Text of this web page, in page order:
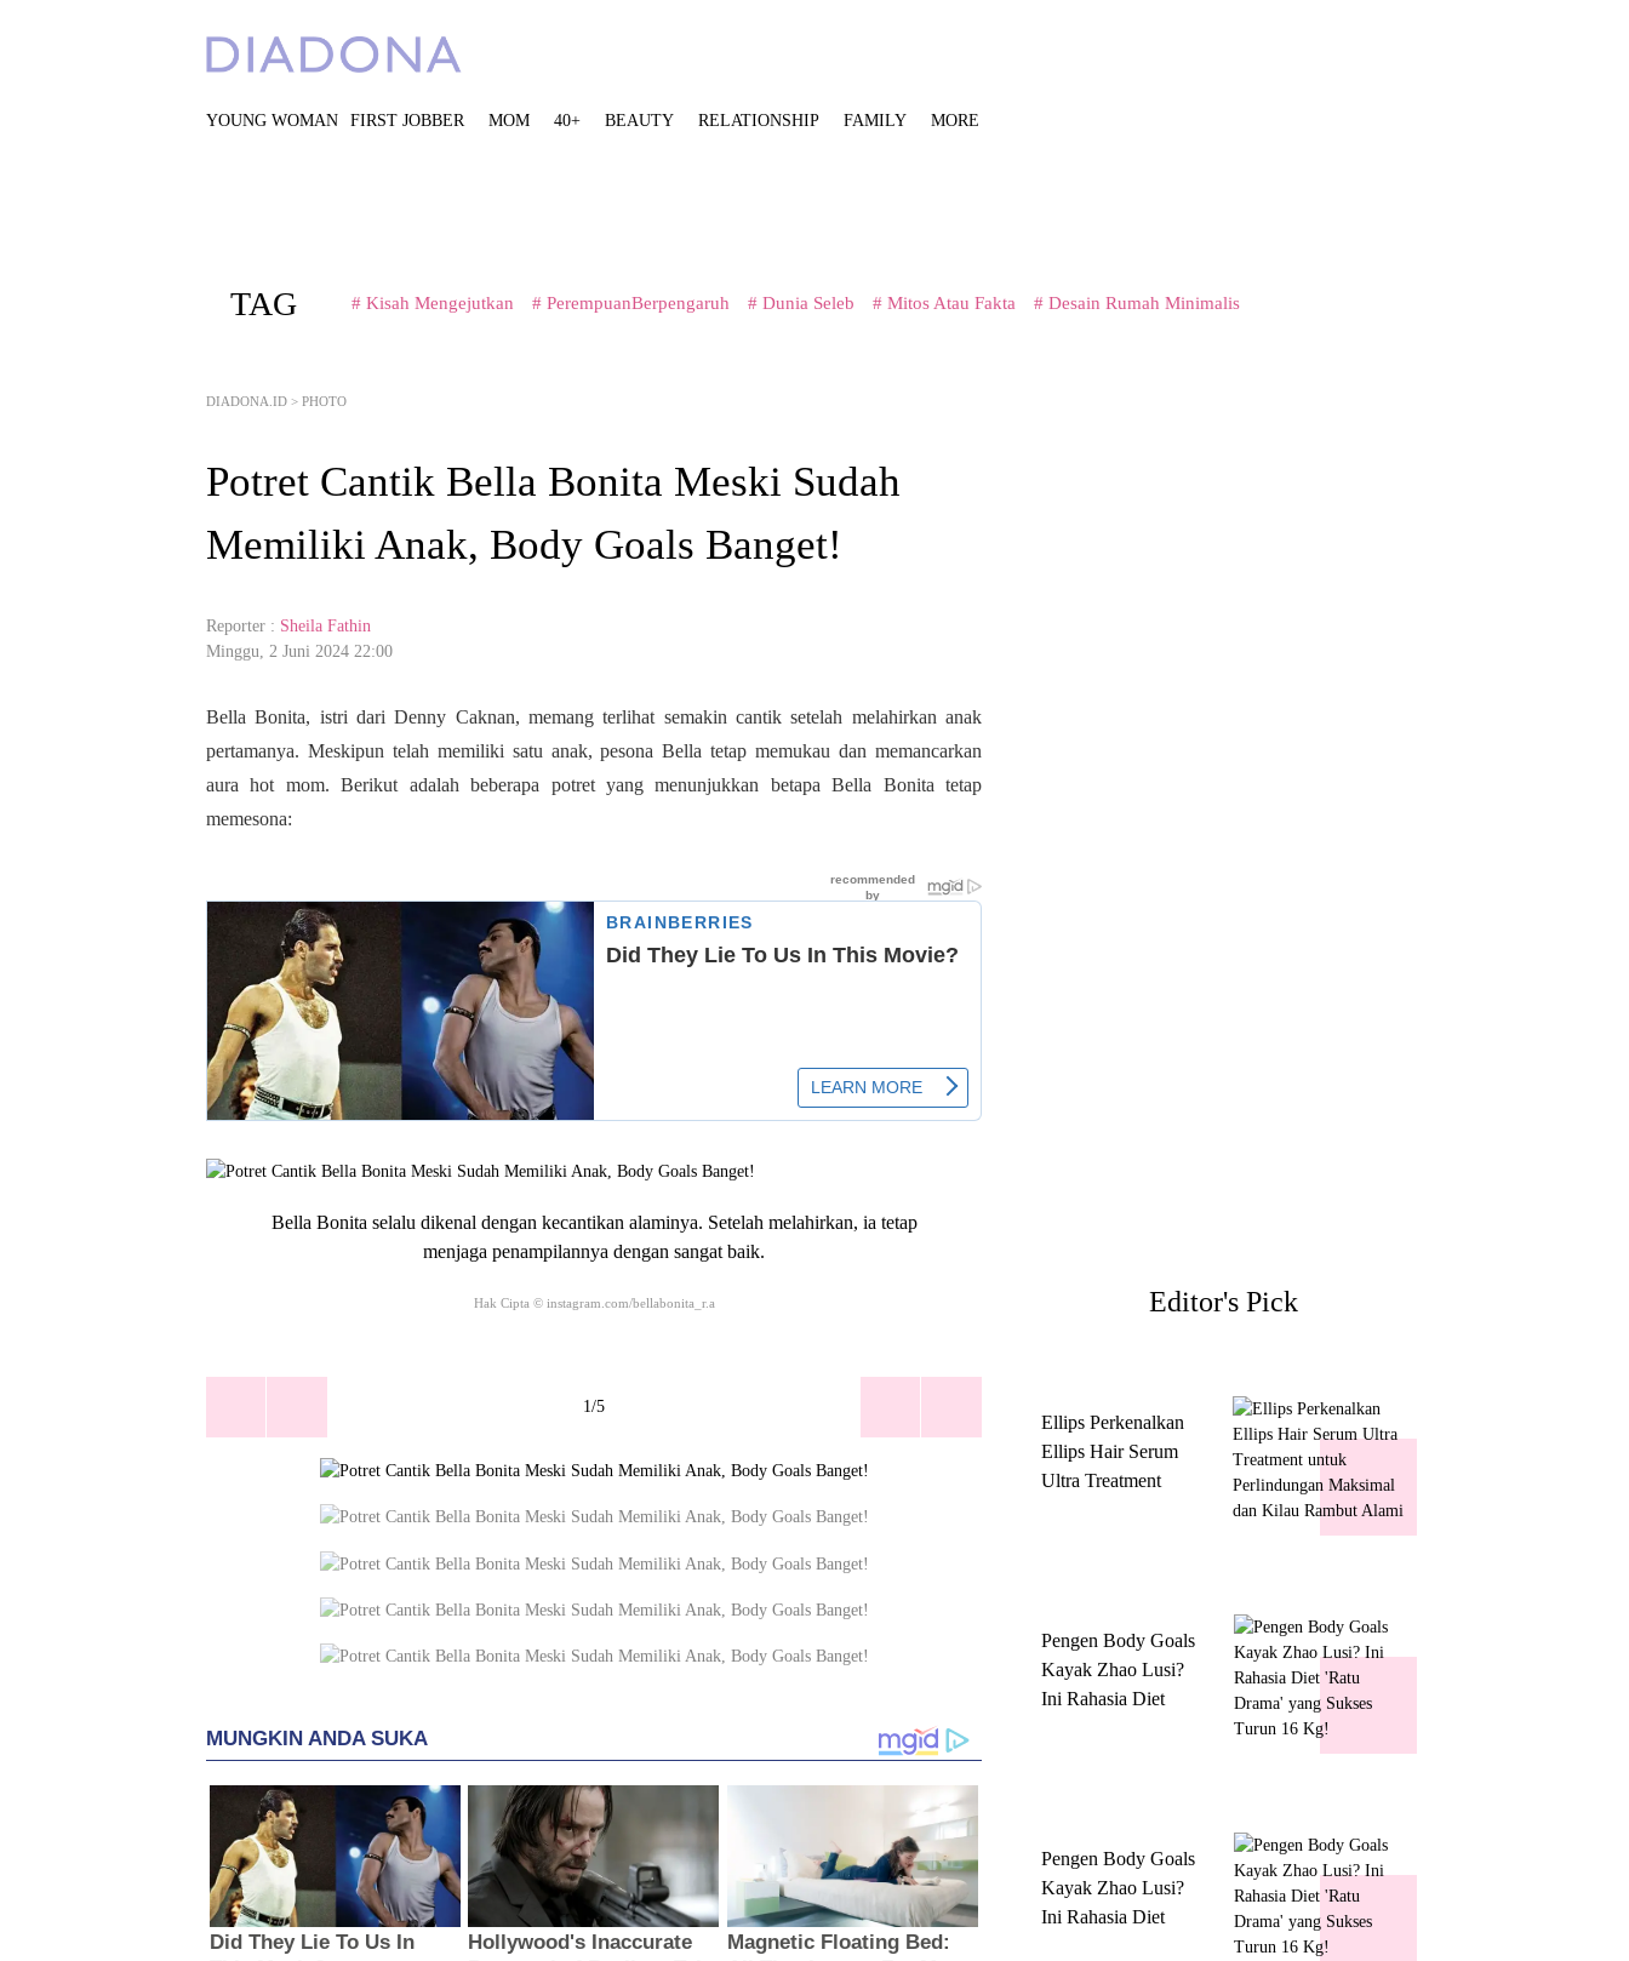
YOUNG WOMAN FIRST JOBBER MOM 40+ BEAUTY RELATIONSHIP FAMILY MORE
TAG # Kisah Mengejutkan # PerempuanBerpengaruh # Dunia Seleb # Mitos Atau Fakta # Desain Rumah Minimalis
DIADONA.ID > PHOTO
Potret Cantik Bella Bonita Meski Sudah
Memiliki Anak, Body Goals Banget!
Reporter : Sheila Fathin
Minggu, 2 Juni 2024 22:00
Bella Bonita, istri dari Denny Caknan, memang terlihat semakin cantik setelah melahirkan anak
pertamanya. Meskipun telah memiliki satu anak, pesona Bella tetap memukau dan memancarkan
aura hot mom. Berikut adalah beberapa potret yang menunjukkan betapa Bella Bonita tetap
memesona:
Bella Bonita selalu dikenal dengan kecantikan alaminya. Setelah melahirkan, ia tetap
menjaga penampilannya dengan sangat baik.
Hak Cipta © instagram.com/bellabonita_r.a
1/5
Editor's Pick
Ellips Perkenalkan
Ellips Hair Serum
Ultra Treatment
Pengen Body Goals
Kayak Zhao Lusi?
Ini Rahasia Diet
Pengen Body Goals
Kayak Zhao Lusi?
Ini Rahasia Diet